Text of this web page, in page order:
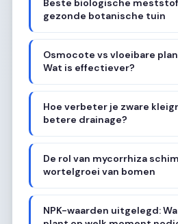
Beste biologische
gezonde botanische tuin
Osmocote vs vloeibare
Wat is effectiever?
Hoe verbeter je zware
betere drainage?
De rol van mycorrhiza
wortelgroei van bomen
NPK-waarden uitgelegd: